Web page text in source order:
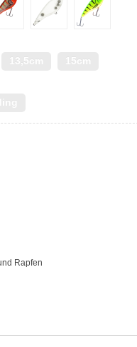
13,5cm 15cm
Rapfen